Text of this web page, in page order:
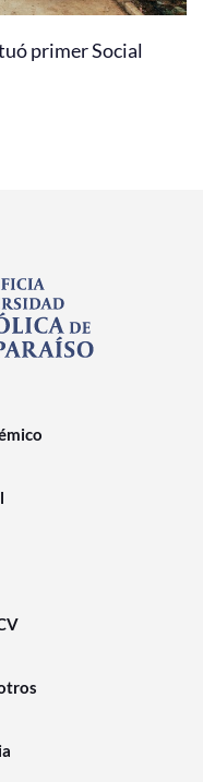
primer Social